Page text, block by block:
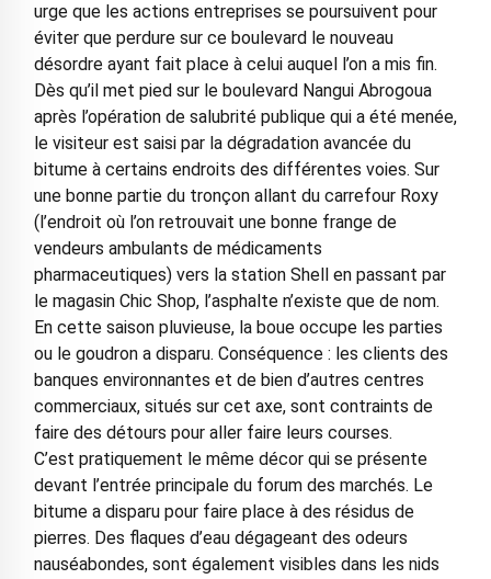
urge que les actions entreprises se poursuivent pour
éviter que perdure sur ce boulevard le nouveau
désordre ayant fait place à celui auquel l’on a mis fin.
Dès qu’il met pied sur le boulevard Nangui Abrogoua
après l’opération de salubrité publique qui a été menée,
le visiteur est saisi par la dégradation avancée du
bitume à certains endroits des différentes voies. Sur
une bonne partie du tronçon allant du carrefour Roxy
(l’endroit où l’on retrouvait une bonne frange de
vendeurs ambulants de médicaments
pharmaceutiques) vers la station Shell en passant par
le magasin Chic Shop, l’asphalte n’existe que de nom.
En cette saison pluvieuse, la boue occupe les parties
ou le goudron a disparu. Conséquence : les clients des
banques environnantes et de bien d’autres centres
commerciaux, situés sur cet axe, sont contraints de
faire des détours pour aller faire leurs courses.
C’est pratiquement le même décor qui se présente
devant l’entrée principale du forum des marchés. Le
bitume a disparu pour faire place à des résidus de
pierres. Des flaques d’eau dégageant des odeurs
nauséabondes, sont également visibles dans les nids